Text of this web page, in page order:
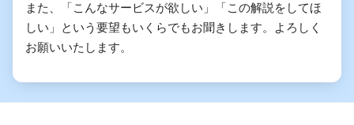
また、「こんなサービスが欲しい」「この解説をしてほ
しい」という要望もいくらでもお聞きします。よろしく
お願いいたします。